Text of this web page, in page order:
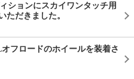
ションにスカイワンタッチ用
ただきました。
フロードのホイールを装着さ